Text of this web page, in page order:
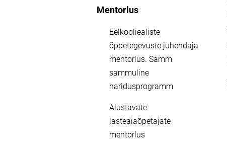
Mentorlus
Eelkooliealiste
õppetegevuste juhendaja
mentorlus. Samm
sammuline
haridusprogramm
Alustavate
lasteaiaõpetajate
mentorlus